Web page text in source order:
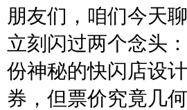
朋友们，咱们今天
立刻闪过两个念头
份神秘的快闪店设
券，但票价究竟几